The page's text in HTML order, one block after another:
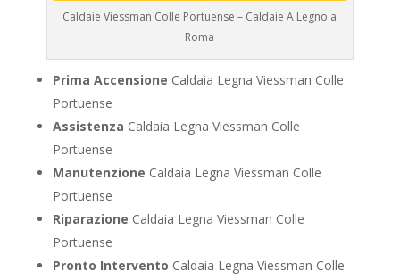
Caldaie Viessman Colle Portuense – Caldaie A Legno a
Roma
Prima Accensione Caldaia Legna Viessman Colle
Portuense
Assistenza Caldaia Legna Viessman Colle
Portuense
Manutenzione Caldaia Legna Viessman Colle
Portuense
Riparazione Caldaia Legna Viessman Colle
Portuense
Pronto Intervento Caldaia Legna Viessman Colle